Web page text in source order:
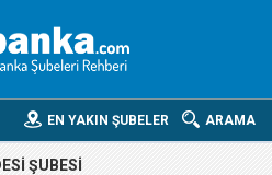
ARAMA
EN YAKIN ŞUBELER
ŞUBESI